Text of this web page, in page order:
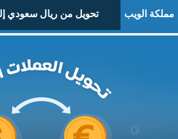
مملكة الويب تحويل من ريال سعودي